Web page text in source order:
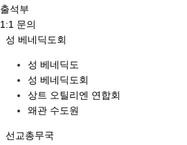
출석부
1:1 문의
성 베네딕도회
성 베네딕도
성 베네딕도회
상트 오틸리엔 연합회
왜관 수도원
선교총무국